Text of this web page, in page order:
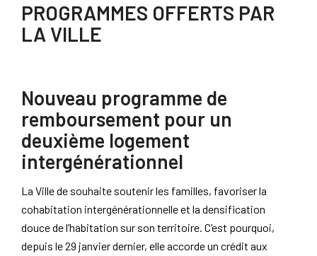
PROGRAMMES OFFERTS PAR
LA VILLE
Nouveau programme de
remboursement pour un
deuxième logement
intergénérationnel
La Ville de souhaite soutenir les familles, favoriser la
cohabitation intergénérationnelle et la densification
douce de l’habitation sur son territoire. C’est pourquoi,
depuis le 29 janvier dernier, elle accorde un crédit aux